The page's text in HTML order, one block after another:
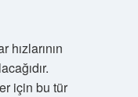
için bu tür